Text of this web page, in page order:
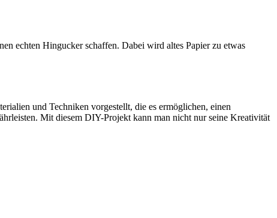
echten Hingucker schaffen. Dabei wird altes Papier zu etwas
und Techniken vorgestellt, die es ermöglichen, einen
Mit diesem DIY-Projekt kann man nicht nur seine Kreativität